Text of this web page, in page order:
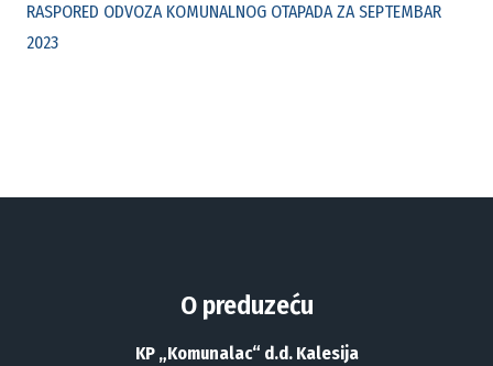
RASPORED ODVOZA KOMUNALNOG OTAPADA ZA SEPTEMBAR
2023
O preduzeću
KP „Komunalac“ d.d. Kalesija